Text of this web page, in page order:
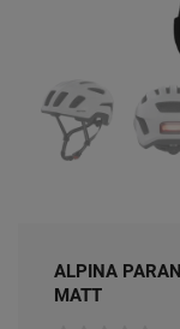
ALPINA
MATT